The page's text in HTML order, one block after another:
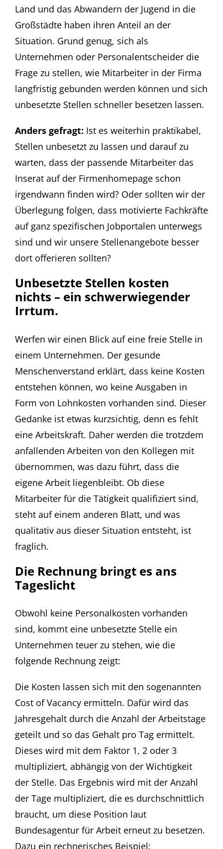
Land und das Abwandern der Jugend in die
Großstädte haben ihren Anteil an der
Situation. Grund genug, sich als
Unternehmen oder Personalentscheider die
Frage zu stellen, wie Mitarbeiter in der Firma
langfristig gebunden werden können und sich
unbesetzte Stellen schneller besetzen lassen.
Anders gefragt: Ist es weiterhin praktikabel,
Stellen unbesetzt zu lassen und darauf zu
warten, dass der passende Mitarbeiter das
Inserat auf der Firmenhomepage schon
irgendwann finden wird? Oder sollten wir der
Überlegung folgen, dass motivierte Fachkräfte
auf ganz spezifischen Jobportalen unterwegs
sind und wir unsere Stellenangebote besser
dort offerieren sollten?
Unbesetzte Stellen kosten
nichts – ein schwerwiegender
Irrtum.
Werfen wir einen Blick auf eine freie Stelle in
einem Unternehmen. Der gesunde
Menschenverstand erklärt, dass keine Kosten
entstehen können, wo keine Ausgaben in
Form von Lohnkosten vorhanden sind. Dieser
Gedanke ist etwas kurzsichtig, denn es fehlt
eine Arbeitskraft. Daher werden die trotzdem
anfallenden Arbeiten von den Kollegen mit
übernommen, was dazu führt, dass die
eigene Arbeit liegenbleibt. Ob diese
Mitarbeiter für die Tätigkeit qualifiziert sind,
steht auf einem anderen Blatt, und was
qualitativ aus dieser Situation entsteht, ist
fraglich.
Die Rechnung bringt es ans
Tageslicht
Obwohl keine Personalkosten vorhanden
sind, kommt eine unbesetzte Stelle ein
Unternehmen teuer zu stehen, wie die
folgende Rechnung zeigt:
Die Kosten lassen sich mit den sogenannten
Cost of Vacancy ermitteln. Dafür wird das
Jahresgehalt durch die Anzahl der Arbeitstage
geteilt und so das Gehalt pro Tag ermittelt.
Dieses wird mit dem Faktor 1, 2 oder 3
multipliziert, abhängig von der Wichtigkeit
der Stelle. Das Ergebnis wird mit der Anzahl
der Tage multipliziert, die es durchschnittlich
braucht, um diese Position laut
Bundesagentur für Arbeit erneut zu besetzen.
Dazu ein rechnerisches Beispiel: